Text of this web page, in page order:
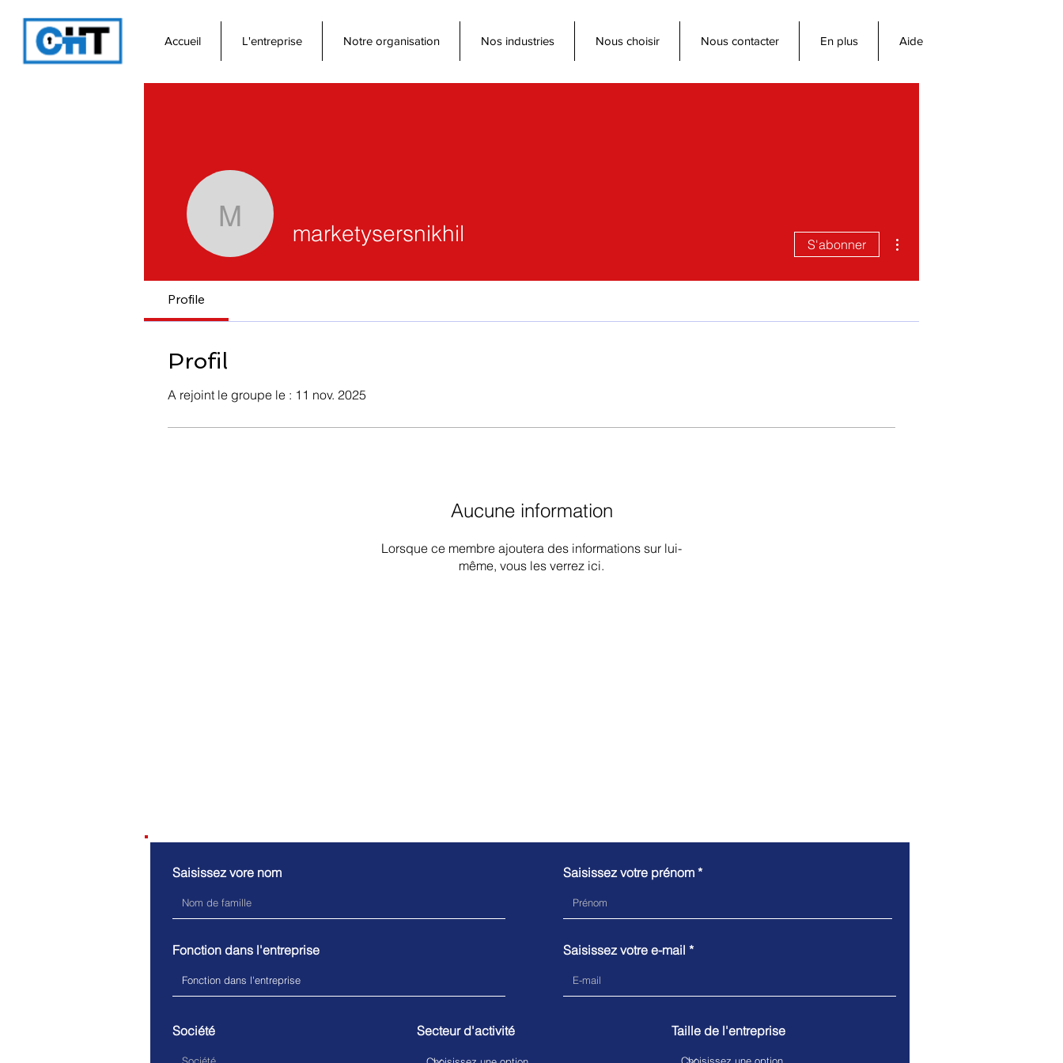
Accueil L'entreprise Notre organisation Nos industries Nous choisir Nous contacter En plus Aide
marketysersnikhil
marketysersnikhil S'abonner
Profile
Profil
A rejoint le groupe le : 11 nov. 2025
Aucune information
Lorsque ce membre ajoutera des informations sur lui-
même, vous les verrez ici.
Saisissez vore nom
Fonction dans l'entreprise
Saisissez votre prénom
Saisissez votre e-mail
Société Secteur d'activité Taille de l'entreprise